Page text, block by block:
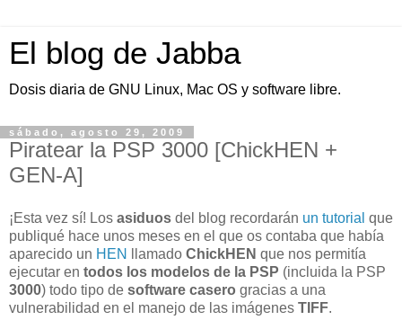
El blog de Jabba
Dosis diaria de GNU Linux, Mac OS y software libre.
sábado, agosto 29, 2009
Piratear la PSP 3000 [ChickHEN +
GEN-A]
¡Esta vez sí! Los asiduos del blog recordarán un tutorial que
publiqué hace unos meses en el que os contaba que había
aparecido un HEN llamado ChickHEN que nos permitía
ejecutar en todos los modelos de la PSP (incluida la PSP
3000) todo tipo de software casero gracias a una
vulnerabilidad en el manejo de las imágenes TIFF.